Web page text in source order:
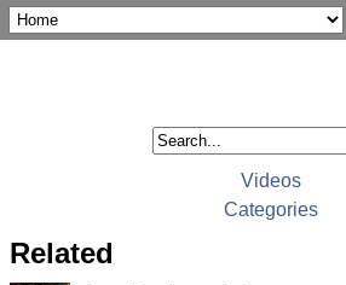
Videos
Categories
Related